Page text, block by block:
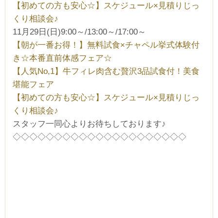
【初めての方も安心☆】スケジュール×見積りじっ
くり相談会♪
11月29日(日)9:00～/13:00～/17:00～
【朝が一番お得！】無料試食×チャペル挙式体験付
き☆本番直前体感フェア☆
【人気No,1】牛フィレ肉含む贅沢3品試食付！美食
堪能フェア
【初めての方も安心☆】スケジュール×見積りじっ
くり相談会♪
スタッフ一同心よりお待ちしております♪
◇◇◇◇◇◇◇◇◇◇◇◇◇◇◇◇◇◇◇◇◇